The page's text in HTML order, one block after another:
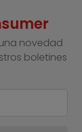
novedad
boletines